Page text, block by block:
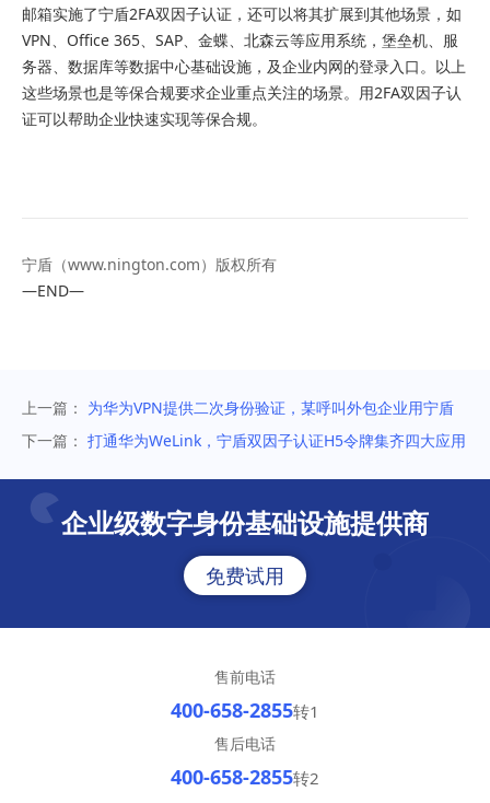
邮箱实施了宁盾2FA双因子认证，还可以将其扩展到其他场景，如
VPN、Office 365、SAP、金蝶、北森云等应用系统，堡垒机、服
务器、数据库等数据中心基础设施，及企业内网的登录入口。以上
这些场景也是等保合规要求企业重点关注的场景。用2FA双因子认
证可以帮助企业快速实现等保合规。
宁盾（www.nington.com）版权所有
—END—
上一篇： 为华为VPN提供二次身份验证，某呼叫外包企业用宁盾
多因素认证增强账号安全
下一篇： 打通华为WeLink，宁盾双因子认证H5令牌集齐四大应用
企业级数字身份基础设施提供商
免费试用
售前电话
400-658-2855转1
售后电话
400-658-2855转2